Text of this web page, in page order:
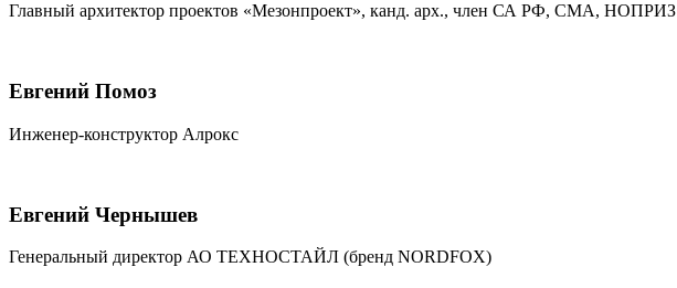
Главный архитектор проектов «Мезонпроект», канд. арх., член СА РФ, СМА, НОПРИЗ
Евгений Помоз
Инженер-конструктор Алрокс
Евгений Чернышев
Генеральный директор АО ТЕХНОСТАЙЛ (бренд NORDFOX)